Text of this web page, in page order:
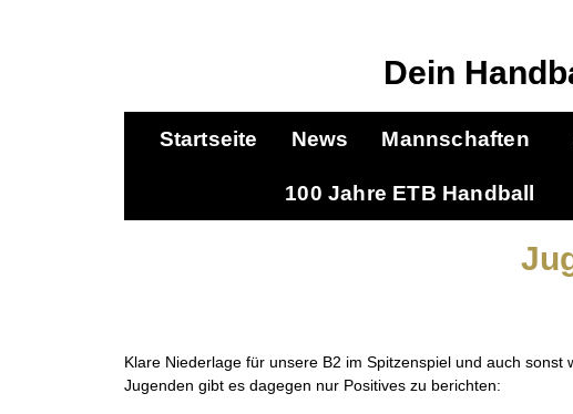
Dein
Startseite News Mannschaften
100 Jahre ETB Handball
Klare Niederlage für unsere B2 im Spitzenspiel und auch
Jugenden gibt es dagegen nur Positives zu berichten: